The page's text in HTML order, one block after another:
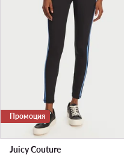
Промоция
Juicy Couture